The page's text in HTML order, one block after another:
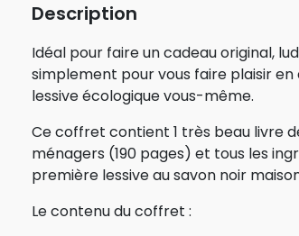
Description
Idéal pour faire un cadeau original,
simplement pour vous faire plaisir
lessive écologique vous-même.
Ce coffret contient 1 très beau livre
ménagers (190 pages) et tous les
première lessive au savon noir
Le contenu du coffret :